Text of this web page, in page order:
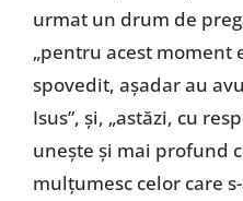
urmat un drum de
„pentru acest moment
spovedit, așadar au
Isus”, și, „astăzi, cu
unește și mai profund
mulțumesc celor care